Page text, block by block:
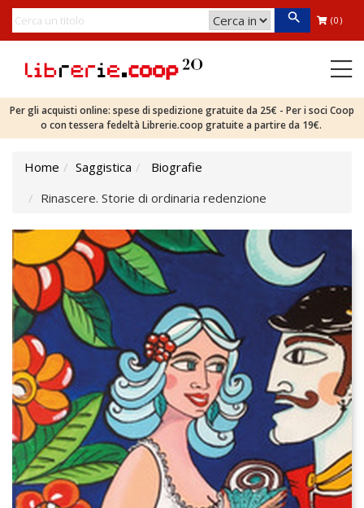
(0)
Per gli acquisti online: spese di spedizione gratuite da 25€ - Per i soci Coop
o con tessera fedeltà Librerie.coop gratuite a partire da 19€.
Home Saggistica
Biografie
Rinascere. Storie di ordinaria redenzione